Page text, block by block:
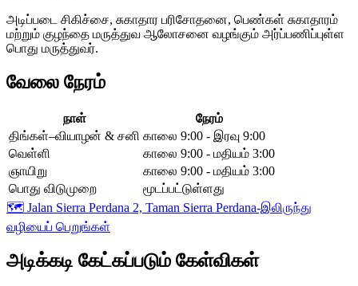
அடிப்படை சிகிச்சை, சுகாதார பரிசோதனை, பெண்கள் சுகாதாரம்
மற்றும் குழந்தை மருத்துவ ஆலோசனை வழங்கும் அர்ப்பணிப்புள்ள
பொது மருத்துவர்.
வேலை நேரம்
நாள்
நேரம்
திங்கள்–வியாழன் & சனி காலை 9:00 - இரவு 9:00
வெள்ளி
காலை 9:00 - மதியம் 3:00
ஞாயிறு
காலை 9:00 - மதியம் 3:00
பொது விடுமுறை
மூடப்பட்டுள்ளது
🗺️ Jalan Sierra Perdana 2, Taman Sierra Perdana-இலிருந்து
வழியைப் பெறுங்கள்
அடிக்கடி கேட்கப்படும் கேள்விகள்